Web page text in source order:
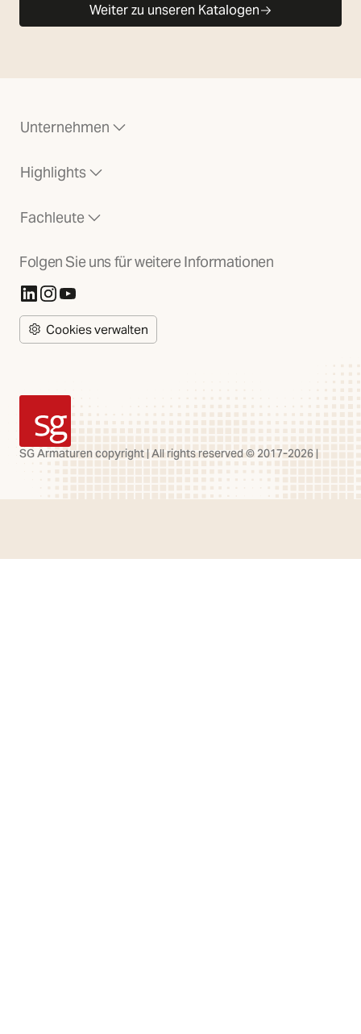
Weiter zu unseren Katalogen
Unternehmen
Highlights
Fachleute
Folgen Sie uns für weitere Informationen
(Öffnet in neuer Registerkarte)
(Öffnet in neuer Registerkarte)
(Öffnet in neuer Registerkarte)
Cookies verwalten
SG Armaturen
SG Armaturen copyright | All rights reserved © 2017-2026 |